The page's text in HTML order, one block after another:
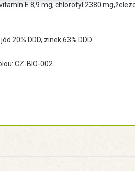
E 8,9 mg, chlorofyl 2380
20% DDD, zinek 63% DDD.
CZ-BIO-002.